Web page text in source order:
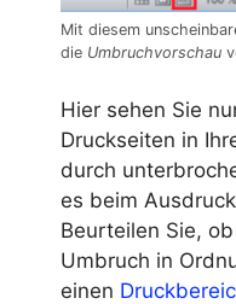
Mit diesem
die Umbruchvorschau
Hier sehen Sie
Druckseiten in
durch
es beim
Beurteilen Sie,
Umbruch in
einen